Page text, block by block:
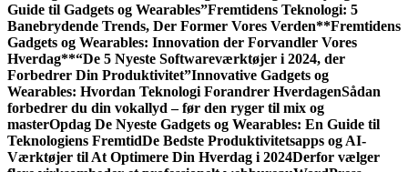
Guide til Gadgets og Wearables”Fremtidens Teknologi: 5
Banebrydende Trends, Der Former Vores Verden**Fremtidens
Gadgets og Wearables: Innovation der Forvandler Vores
Hverdag**“De 5 Nyeste Softwareværktøjer i 2024, der
Forbedrer Din Produktivitet”Innovative Gadgets og
Wearables: Hvordan Teknologi Forandrer HverdagenSådan
forbedrer du din vokallyd – før den ryger til mix og
masterOpdag De Nyeste Gadgets og Wearables: En Guide til
Teknologiens FremtidDe Bedste Produktivitetsapps og AI-
Værktøjer til At Optimere Din Hverdag i 2024Derfor vælger